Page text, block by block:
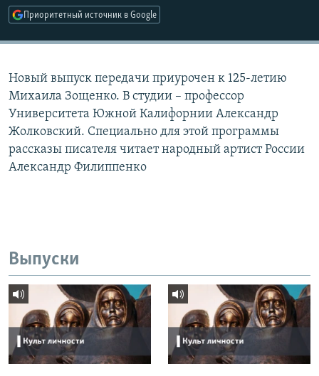
Приоритетный источник в Google
Новый выпуск передачи приурочен к 125-летию
Михаила Зощенко. В студии – профессор
Университета Южной Калифорнии Александр
Жолковский. Специально для этой программы
рассказы писателя читает народный артист России
Александр Филиппенко
Выпуски